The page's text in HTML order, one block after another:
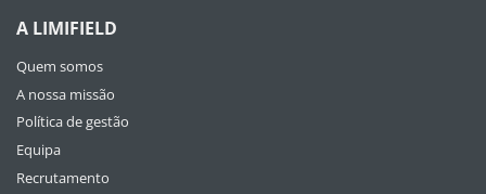
A LIMIFIELD
Quem somos
A nossa missão
Política de gestão
Equipa
Recrutamento